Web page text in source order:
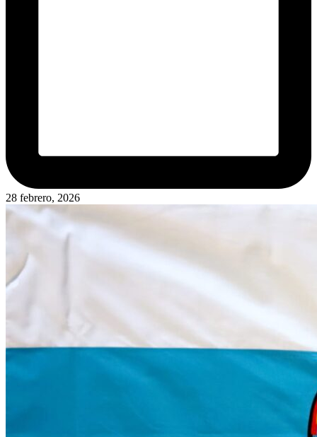
28 febrero, 2026